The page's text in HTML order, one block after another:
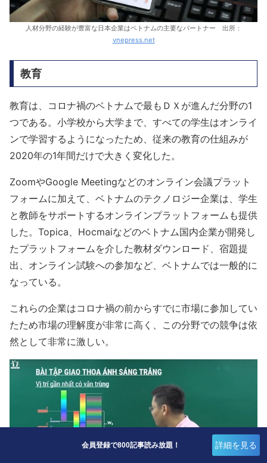
人材分野の経験が豊富な日本企業はベトナムの主要なパートナー 出所：
vnepress.net
教育
教育は、コロナ禍のベトナムで最もＤＸが進んだ分野の1
つである。小学校から大学まで、すべての学生はオンライ
ンで学習するようになったため、従来の教育の仕組みが
2020年の1年間だけで大きく変化した。
ZoomやGoogle Meetingなどのオンライン会議プラット
フォームに加えて、ベトナムのテクノロジー企業は、学生
と教師をサポートするオンラインプラットフォームも提供
した。Topica、Hocmaiなどのベトナム国内企業が開発し
たプラットフォームを介した教材ダウンロード、宿題提
出、オンライン試験への参加など、ベトナムでは一般的に
なっている。
これらの企業はコロナ禍の前からすでに市場に参加してい
たため市場の理解度が非常に高く、この分野での競争は依
然として非常に激しい。
会員登録で800記事読み放題！ 詳細を見る